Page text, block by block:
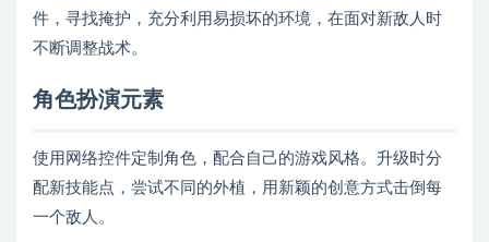
件，寻找掩护，充分利用易损坏的环境，在面对新敌人时
不断调整战术。
角色扮演元素
使用网络控件定制角色，配合自己的游戏风格。升级时分
配新技能点，尝试不同的外植，用新颖的创意方式击倒每
一个敌人。